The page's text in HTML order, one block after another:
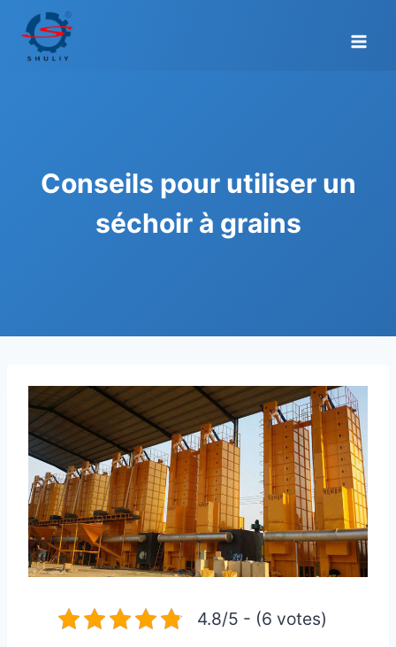
contenu
Conseils pour utiliser un
séchoir à grains
4.8/5 - (6 votes)